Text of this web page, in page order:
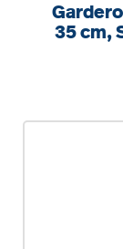
35 cm,